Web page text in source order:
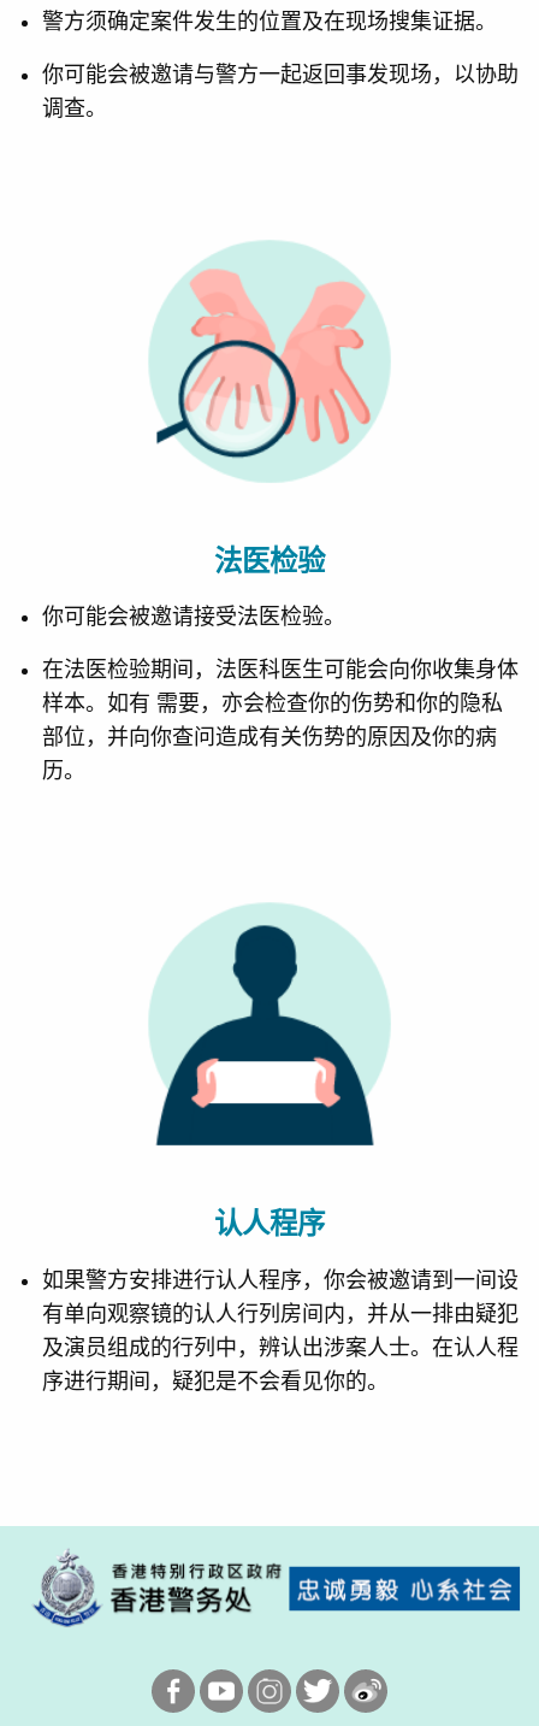
警方须确定案件发生的位置及在现场搜集证据。
你可能会被邀请与警方一起返回事发现场，以协助
调查。
法医检验
你可能会被邀请接受法医检验。
在法医检验期间，法医科医生可能会向你收集身体
样本。如有 需要，亦会检查你的伤势和你的隐私
部位，并向你查问造成有关伤势的原因及你的病
历。
认人程序
如果警方安排进行认人程序，你会被邀请到一间设
有单向观察镜的认人行列房间内，并从一排由疑犯
及演员组成的行列中，辨认出涉案人士。在认人程
序进行期间，疑犯是不会看见你的。